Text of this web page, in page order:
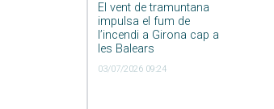
El vent de tramuntana
impulsa el fum de
l’incendi a Girona cap a
les Balears
03/07/2026 09:24